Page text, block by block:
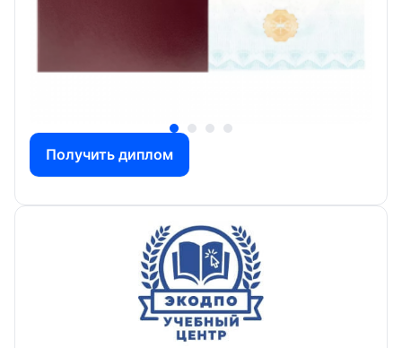
Получить диплом